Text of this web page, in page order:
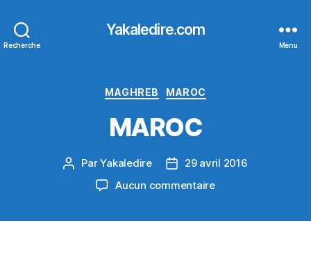
Recherche
Yakaledire.com
Menu
Catégories
MAGHREB MAROC
MAROC
Auteur
l’article
ParYakaledire
Date29 avril 2016
Aucun commentairesur